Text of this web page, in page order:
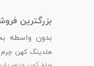
بزرگترین
بدون واسطه
هلدینگ کهن چرم